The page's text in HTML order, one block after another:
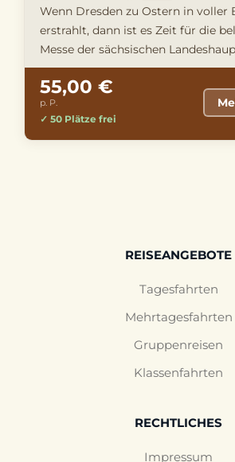
Wenn Dresden zu Ostern in voller
erstrahlt, dann ist es Zeit für die
Messe der sächsischen
Erleben Sie einen Frühling …
55,00 €
p. P.
✓ 50 Plätze frei
REISEANGEBOTE
Tagesfahrten
Mehrtagesfahrten
Gruppenreisen
Klassenfahrten
RECHTLICHES
Impressum